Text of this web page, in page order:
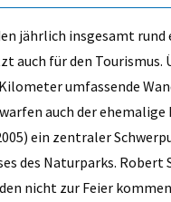
jährlich insgesamt
auch für den
umfassende
auch der
ein zentraler
des Naturparks.
nicht zur Feier